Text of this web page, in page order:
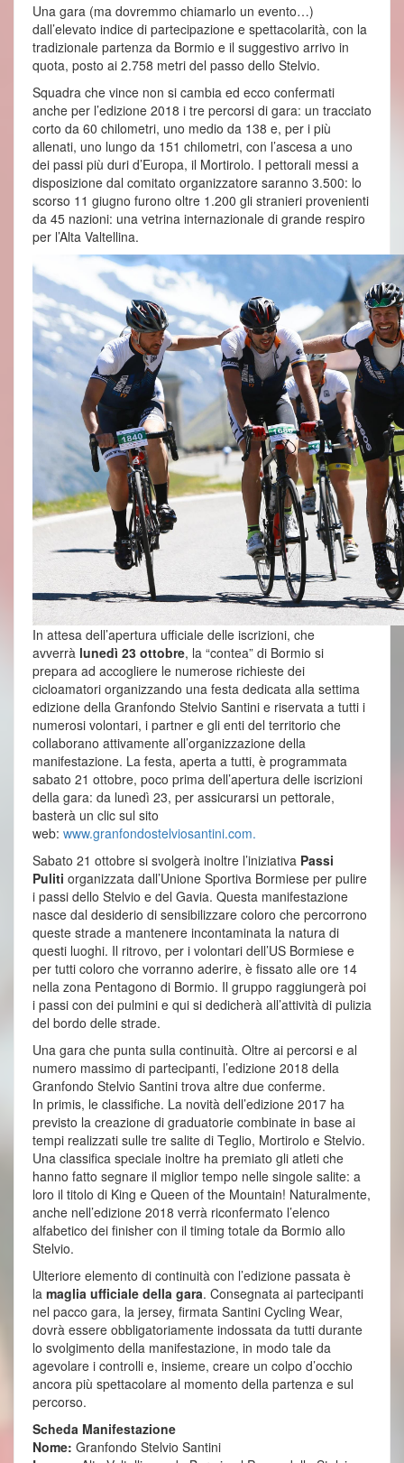
Una gara (ma dovremmo chiamarlo un evento…)
dall’elevato indice di partecipazione e spettacolarità, con la
tradizionale partenza da Bormio e il suggestivo arrivo in
quota, posto ai 2.758 metri del passo dello Stelvio.
Squadra che vince non si cambia ed ecco confermati
anche per l’edizione 2018 i tre percorsi di gara: un tracciato
corto da 60 chilometri, uno medio da 138 e, per i più
allenati, uno lungo da 151 chilometri, con l’ascesa a uno
dei passi più duri d’Europa, il Mortirolo. I pettorali messi a
disposizione dal comitato organizzatore saranno 3.500: lo
scorso 11 giugno furono oltre 1.200 gli stranieri provenienti
da 45 nazioni: una vetrina internazionale di grande respiro
per l’Alta Valtellina.
In attesa dell’apertura ufficiale delle iscrizioni, che
avverrà lunedì 23 ottobre, la “contea” di Bormio si
prepara ad accogliere le numerose richieste dei
cicloamatori organizzando una festa dedicata alla settima
edizione della Granfondo Stelvio Santini e riservata a tutti i
numerosi volontari, i partner e gli enti del territorio che
collaborano attivamente all’organizzazione della
manifestazione. La festa, aperta a tutti, è programmata
sabato 21 ottobre, poco prima dell’apertura delle iscrizioni
della gara: da lunedì 23, per assicurarsi un pettorale,
basterà un clic sul sito
web: www.granfondostelviosantini.com.
Sabato 21 ottobre si svolgerà inoltre l’iniziativa Passi
Puliti organizzata dall’Unione Sportiva Bormiese per pulire
i passi dello Stelvio e del Gavia. Questa manifestazione
nasce dal desiderio di sensibilizzare coloro che percorrono
queste strade a mantenere incontaminata la natura di
questi luoghi. Il ritrovo, per i volontari dell’US Bormiese e
per tutti coloro che vorranno aderire, è fissato alle ore 14
nella zona Pentagono di Bormio. Il gruppo raggiungerà poi
i passi con dei pulmini e qui si dedicherà all’attività di pulizia
del bordo delle strade.
Una gara che punta sulla continuità. Oltre ai percorsi e al
numero massimo di partecipanti, l’edizione 2018 della
Granfondo Stelvio Santini trova altre due conferme.
In primis, le classifiche. La novità dell’edizione 2017 ha
previsto la creazione di graduatorie combinate in base ai
tempi realizzati sulle tre salite di Teglio, Mortirolo e Stelvio.
Una classifica speciale inoltre ha premiato gli atleti che
hanno fatto segnare il miglior tempo nelle singole salite: a
loro il titolo di King e Queen of the Mountain! Naturalmente,
anche nell’edizione 2018 verrà riconfermato l’elenco
alfabetico dei finisher con il timing totale da Bormio allo
Stelvio.
Ulteriore elemento di continuità con l’edizione passata è
la maglia ufficiale della gara. Consegnata ai partecipanti
nel pacco gara, la jersey, firmata Santini Cycling Wear,
dovrà essere obbligatoriamente indossata da tutti durante
lo svolgimento della manifestazione, in modo tale da
agevolare i controlli e, insieme, creare un colpo d’occhio
ancora più spettacolare al momento della partenza e sul
percorso.
Scheda Manifestazione
Nome: Granfondo Stelvio Santini